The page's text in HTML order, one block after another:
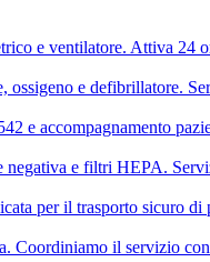
e ventilatore. Attiva
ossigeno e defibrillatore.
e accompagnamento
e filtri HEPA.
per il trasporto sicuro di
Coordiniamo il servizio